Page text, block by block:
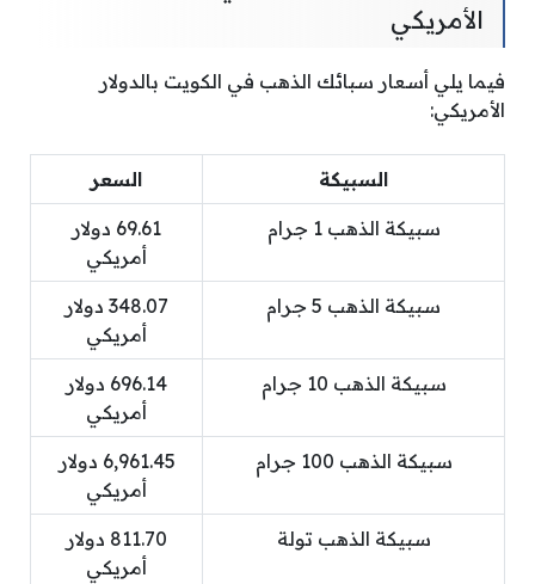
الأمريكي
فيما يلي أسعار سبائك الذهب في الكويت بالدولار
الأمريكي:
السبيكة السعر
سبيكة الذهب 1 جرام
69.61 دولار
أمريكي
سبيكة الذهب 5 جرام
348.07 دولار
أمريكي
سبيكة الذهب 10 جرام
696.14 دولار
أمريكي
سبيكة الذهب 100 جرام
6,961.45 دولار
أمريكي
سبيكة الذهب تولة
811.70 دولار
أمريكي